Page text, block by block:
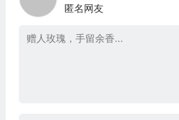
匿名网友